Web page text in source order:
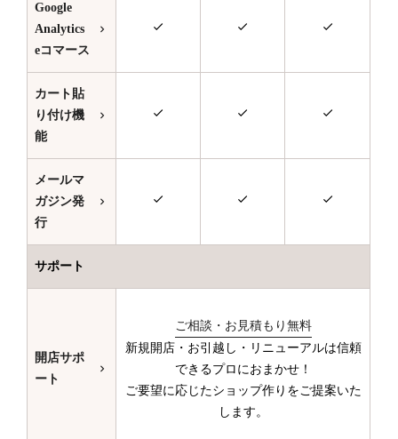
Google
Analytics
eコマース
カート貼
り付け機
能
メールマ
ガジン発
行
サポート
開店サポ
ート
ご相談・お見積もり無料
新規開店・お引越し・リニューアルは信頼
できるプロにおまかせ！
ご要望に応じたショップ作りをご提案いた
します。